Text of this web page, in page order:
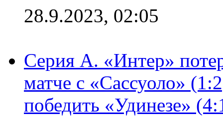
28.9.2023, 02:05
Серия А. «Интер»
матче с «Сассуоло»
победить «Удинезе»